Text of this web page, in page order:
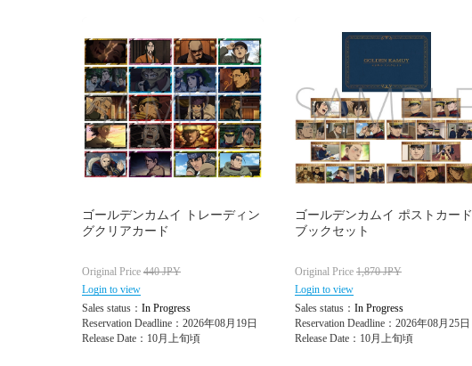
ゴールデンカムイ トレーディン
グクリアカード
Original Price 440JPY
Login to view
Sales status： In Progress
Reservation Deadline：2026年08月19日
Release Date：10月上旬頃
ゴールデンカムイ ポストカード
ブックセット
Original Price 1,870JPY
Login to view
Sales status： In Progress
Reservation Deadline：2026年08月25日
Release Date：10月上旬頃